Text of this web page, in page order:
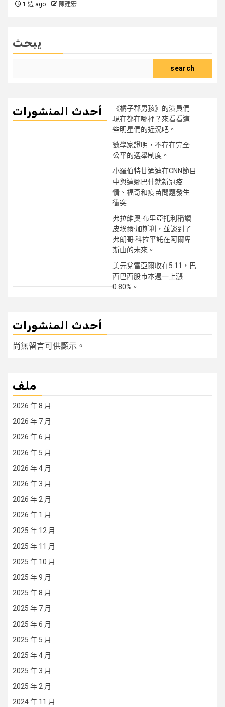
1 週 ago 陳建宏
يبحث
search
أحدث المنشورات
《橘子郡男孩》的演員們
現在都在哪裡？來看看這
些明星們的近況吧。
數學家證明，不存在完全
公平的選舉制度。
小羅伯特甘迺迪在CNN節目
中與達娜巴什就新冠疫
情、福奇和疫苗問題發生
衝突
弗拉維奧·布里亞托利稱讚
皮埃爾·加斯利，並談到了
弗朗哥·科拉平託在阿爾卑
斯山的未來。
美元兌雷亞爾收在5.11，巴
西巴西股市本週一上漲
0.80%。
أحدث المنشورات
尚無留言可供顯示。
ملف
2026 年 8 月
2026 年 7 月
2026 年 6 月
2026 年 5 月
2026 年 4 月
2026 年 3 月
2026 年 2 月
2026 年 1 月
2025 年 12 月
2025 年 11 月
2025 年 10 月
2025 年 9 月
2025 年 8 月
2025 年 7 月
2025 年 6 月
2025 年 5 月
2025 年 4 月
2025 年 3 月
2025 年 2 月
2024 年 11 月